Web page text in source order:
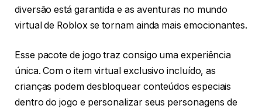
diversão está garantida e as aventuras no mundo
virtual de Roblox se tornam ainda mais emocionantes.
Esse pacote de jogo traz consigo uma experiência
única. Com o item virtual exclusivo incluído, as
crianças podem desbloquear conteúdos especiais
dentro do jogo e personalizar seus personagens de